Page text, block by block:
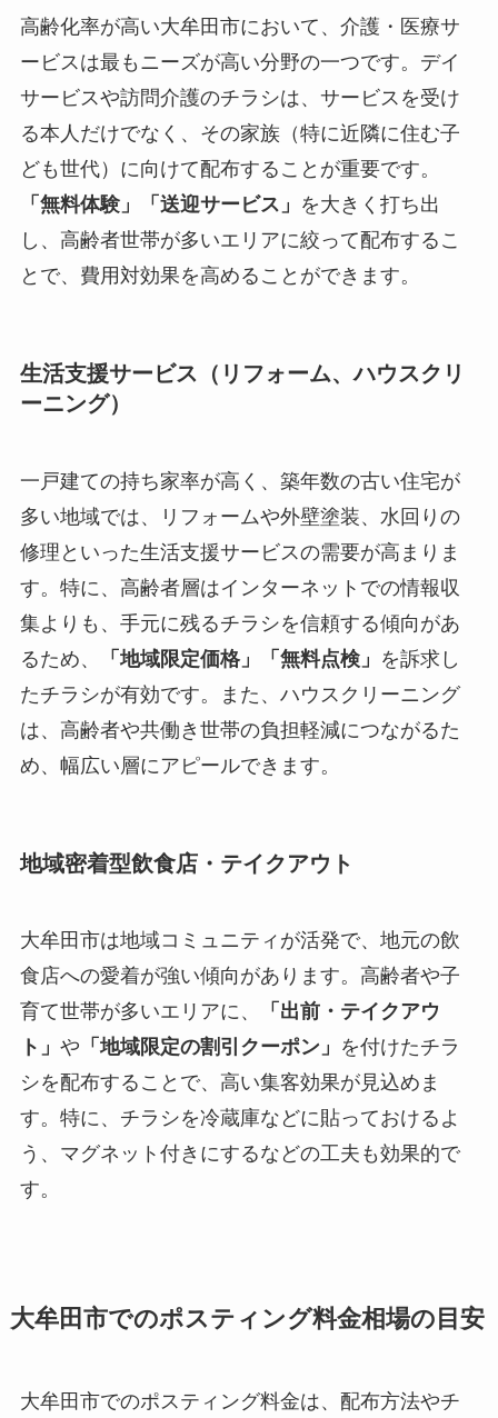
高齢化率が高い大牟田市において、介護・医療サ
ービスは最もニーズが高い分野の一つです。デイ
サービスや訪問介護のチラシは、サービスを受け
る本人だけでなく、その家族（特に近隣に住む子
ども世代）に向けて配布することが重要です。
「無料体験」「送迎サービス」 を大きく打ち出
し、高齢者世帯が多いエリアに絞って配布するこ
とで、費用対効果を高めることができます。
生活支援サービス（リフォーム、ハウスクリ
ーニング）
一戸建ての持ち家率が高く、築年数の古い住宅が
多い地域では、リフォームや外壁塗装、水回りの
修理といった生活支援サービスの需要が高まりま
す。特に、高齢者層はインターネットでの情報収
集よりも、手元に残るチラシを信頼する傾向があ
るため、
「地域限定価格」「無料点検」 を訴求し
たチラシが有効です。また、ハウスクリーニング
は、高齢者や共働き世帯の負担軽減につながるた
め、幅広い層にアピールできます。
地域密着型飲食店・テイクアウト
大牟田市は地域コミュニティが活発で、地元の飲
食店への愛着が強い傾向があります。高齢者や子
育て世帯が多いエリアに、
「出前・テイクアウ
ト」 や 「地域限定の割引クーポン」 を付けたチラ
シを配布することで、高い集客効果が見込めま
す。特に、チラシを冷蔵庫などに貼っておけるよ
う、マグネット付きにするなどの工夫も効果的で
す。
大牟田市でのポスティング料金相場の目安
大牟田市でのポスティング料金は、配布方法やチ